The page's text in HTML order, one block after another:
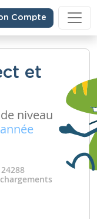
Compte
et
de niveau
24288